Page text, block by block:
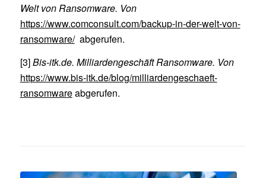
Welt von Ransomware. Von
https://www.comconsult.com/backup-in-der-welt-von-
ransomware/abgerufen.
[3]Bis-itk.de. Milliardengeschäft Ransomware. Von
https://www.bis-itk.de/blog/milliardengeschaeft-
ransomwareabgerufen.